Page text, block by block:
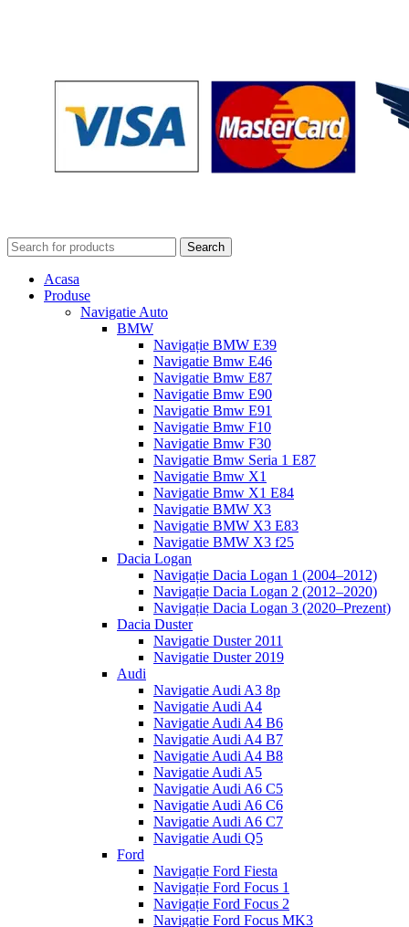
Search
Acasa
Produse
Navigatie Auto
BMW
Navigație BMW E39
Navigatie Bmw E46
Navigatie Bmw E87
Navigatie Bmw E90
Navigatie Bmw E91
Navigatie Bmw F10
Navigatie Bmw F30
Navigatie Bmw Seria 1 E87
Navigatie Bmw X1
Navigatie Bmw X1 E84
Navigatie BMW X3
Navigatie BMW X3 E83
Navigatie BMW X3 f25
Dacia Logan
Navigație Dacia Logan 1 (2004–2012)
Navigație Dacia Logan 2 (2012–2020)
Navigație Dacia Logan 3 (2020–Prezent)
Dacia Duster
Navigatie Duster 2011
Navigatie Duster 2019
Audi
Navigatie Audi A3 8p
Navigatie Audi A4
Navigatie Audi A4 B6
Navigatie Audi A4 B7
Navigatie Audi A4 B8
Navigatie Audi A5
Navigatie Audi A6 C5
Navigatie Audi A6 C6
Navigatie Audi A6 C7
Navigatie Audi Q5
Ford
Navigație Ford Fiesta
Navigație Ford Focus 1
Navigație Ford Focus 2
Navigație Ford Focus MK3